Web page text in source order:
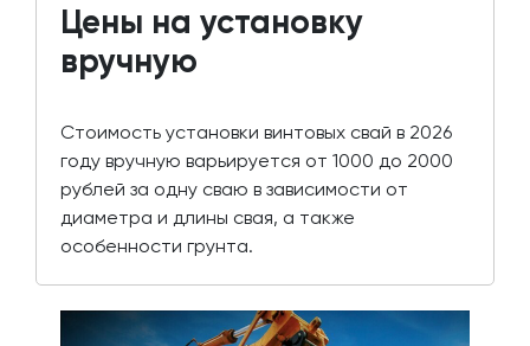
Цены на установку
вручную
Стоимость установки винтовых свай в 2026
году вручную варьируется от 1000 до 2000
рублей за одну сваю в зависимости от
диаметра и длины свая, а также
особенности грунта.